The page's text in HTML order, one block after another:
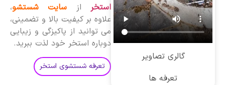
استخراز سایت شستشو،
علاوه بر کیفیت بالا و تضمینی،
می توانید از پاکیزگی و زیبایی
دوباره استخر خود لذت ببرید.
تعرفه شستشوی استخر
گالری تصاویر
تعرفه ها